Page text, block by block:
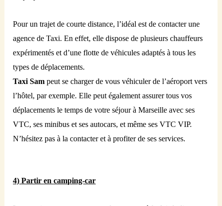
Pour un trajet de courte distance, l’idéal est de contacter une
agence de Taxi. En effet, elle dispose de plusieurs chauffeurs
expérimentés et d’une flotte de véhicules adaptés à tous les
types de déplacements.
Taxi Sam peut se charger de vous véhiculer de l’aéroport vers
l’hôtel, par exemple. Elle peut également assurer tous vos
déplacements le temps de votre séjour à Marseille avec ses
VTC, ses minibus et ses autocars, et même ses VTC VIP.
N’hésitez pas à la contacter et à profiter de ses services.
4)Partirencamping-car